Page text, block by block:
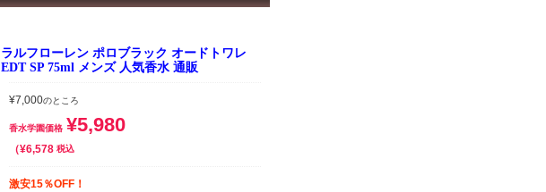
ラルフローレン ポロブラック オードトワレ
EDT SP 75ml メンズ 人気香水 通販
¥7,000のところ
香水学園価格 ¥5,980
¥6,578 税込
激安15％OFF！